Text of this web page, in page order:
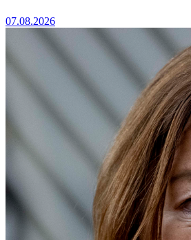
07.08.2026